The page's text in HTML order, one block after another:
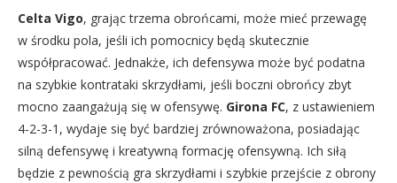
Celta Vigo, grając trzema obrońcami, może mieć przewagę
w środku pola, jeśli ich pomocnicy będą skutecznie
współpracować. Jednakże, ich defensywa może być podatna
na szybkie kontrataki skrzydłami, jeśli boczni obrońcy zbyt
mocno zaangażują się w ofensywę. Girona FC, z ustawieniem
4-2-3-1, wydaje się być bardziej zrównoważona, posiadając
silną defensywę i kreatywną formację ofensywną. Ich siłą
będzie z pewnością gra skrzydłami i szybkie przejście z obrony